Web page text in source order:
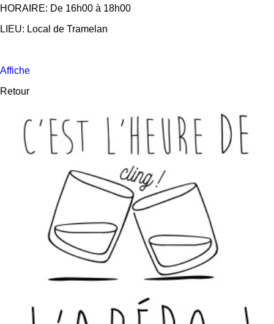
HORAIRE: De 16h00 à 18h00
LIEU: Local de Tramelan
Affiche
Retour